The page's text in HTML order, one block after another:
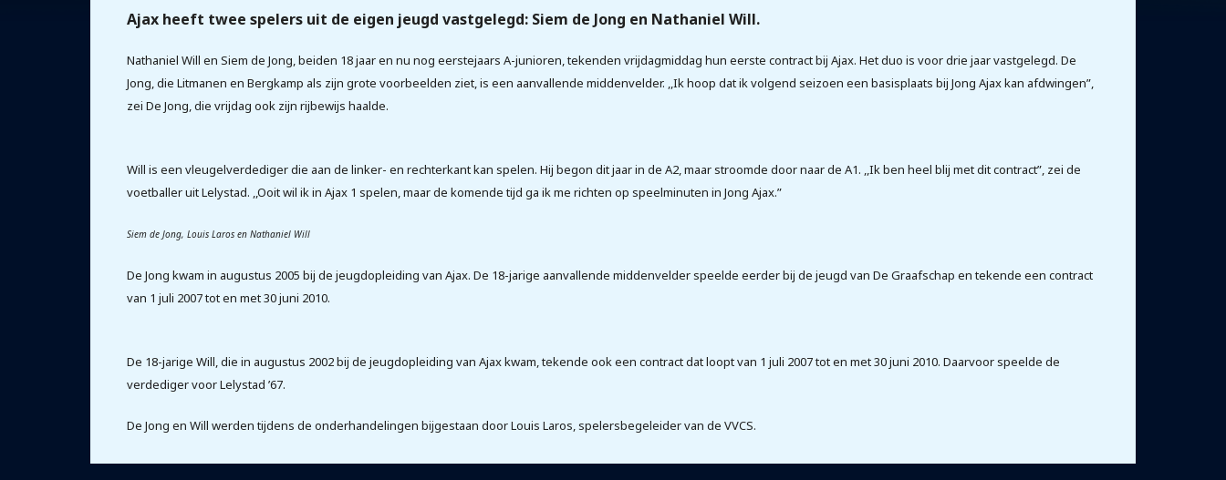
Ajax heeft twee spelers uit de eigen jeugd vastgelegd: Siem de Jong en Nathaniel Will.
Nathaniel Will en Siem de Jong, beiden 18 jaar en nu nog eerstejaars A-junioren, tekenden vrijdagmiddag hun eerste contract bij Ajax. Het duo is voor drie jaar vastgelegd. De
Jong, die Litmanen en Bergkamp als zijn grote voorbeelden ziet, is een aanvallende middenvelder. ,,Ik hoop dat ik volgend seizoen een basisplaats bij Jong Ajax kan afdwingen”,
zei De Jong, die vrijdag ook zijn rijbewijs haalde.
Will is een vleugelverdediger die aan de linker- en rechterkant kan spelen. Hij begon dit jaar in de A2, maar stroomde door naar de A1. ,,Ik ben heel blij met dit contract”, zei de
voetballer uit Lelystad. ,,Ooit wil ik in Ajax 1 spelen, maar de komende tijd ga ik me richten op speelminuten in Jong Ajax.”
Siem de Jong, Louis Laros en Nathaniel Will
De Jong kwam in augustus 2005 bij de jeugdopleiding van Ajax. De 18-jarige aanvallende middenvelder speelde eerder bij de jeugd van De Graafschap en tekende een contract
van 1 juli 2007 tot en met 30 juni 2010.
De 18-jarige Will, die in augustus 2002 bij de jeugdopleiding van Ajax kwam, tekende ook een contract dat loopt van 1 juli 2007 tot en met 30 juni 2010. Daarvoor speelde de
verdediger voor Lelystad ’67.
De Jong en Will werden tijdens de onderhandelingen bijgestaan door Louis Laros, spelersbegeleider van de VVCS.